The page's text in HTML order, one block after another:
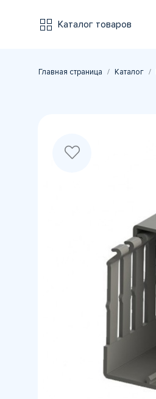
Каталог товаров
Главная страница Каталог